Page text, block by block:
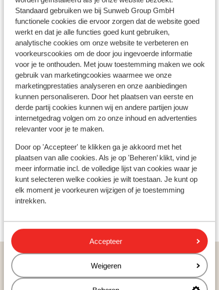
Standaard gebruiken we bij Sunweb Group GmbH
functionele cookies die ervoor zorgen dat de website goed
werkt en dat je alle functies goed kunt gebruiken,
analytische cookies om onze website te verbeteren en
voorkeurscookies om de door jou ingevoerde informatie
voor je te onthouden. Met jouw toestemming maken we ook
gebruik van marketingcookies waarmee we onze
marketingprestaties analyseren en onze aanbiedingen
kunnen personaliseren. Door het plaatsen van eerste en
derde partij cookies kunnen wij en andere partijen jouw
internetgedrag volgen om zo onze inhoud en advertenties
relevanter voor je te maken.
Door op 'Accepteer' te klikken ga je akkoord met het
plaatsen van alle cookies. Als je op 'Beheren’ klikt, vind je
meer informatie incl. de volledige lijst van cookies waar je
kunt selecteren welke cookies je wilt toestaan. Je kunt op
elk moment je voorkeuren wijzigen of je toestemming
intrekken.
Accepteer
Weigeren
397
Sleepliften
Populaire wintersportlanden
Andorra